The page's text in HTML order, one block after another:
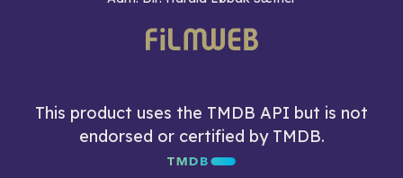
This product uses the TMDB API but is not
endorsed or certified by TMDB.